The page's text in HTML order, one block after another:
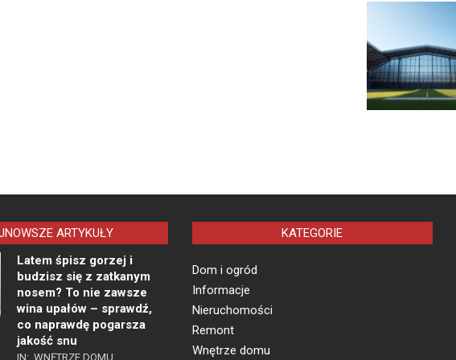
ARTYKUŁY
Latem śpisz gorzej i
budzisz się z zatkanym
nosem? To nie zawsze
wina upałów – sprawdź,
co naprawdę pogarsza
jakość snu
IN: WNĘTRZE DOMU
KATEGORIE
Dom i ogród
Informacje
Nieruchomości
Remont
Wnętrze domu